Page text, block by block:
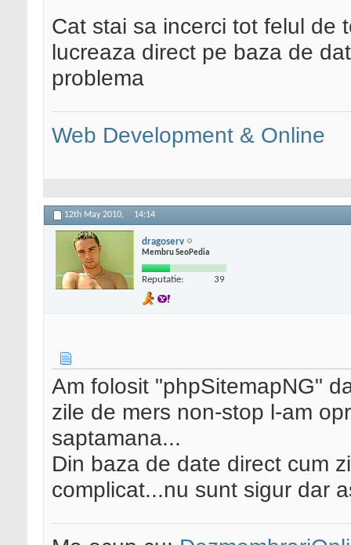
Cat stai sa incerci tot felul de
lucreaza direct pe baza de
problema
Web Development & Online
12th May 2010, 14:14
dragoserv
Membru SeoPedia
Reputatie: 39
Am folosit "phpSitemapNG"
zile de mers non-stop l-am
saptamana...
Din baza de date direct cum
complicat...nu sunt sigur dar